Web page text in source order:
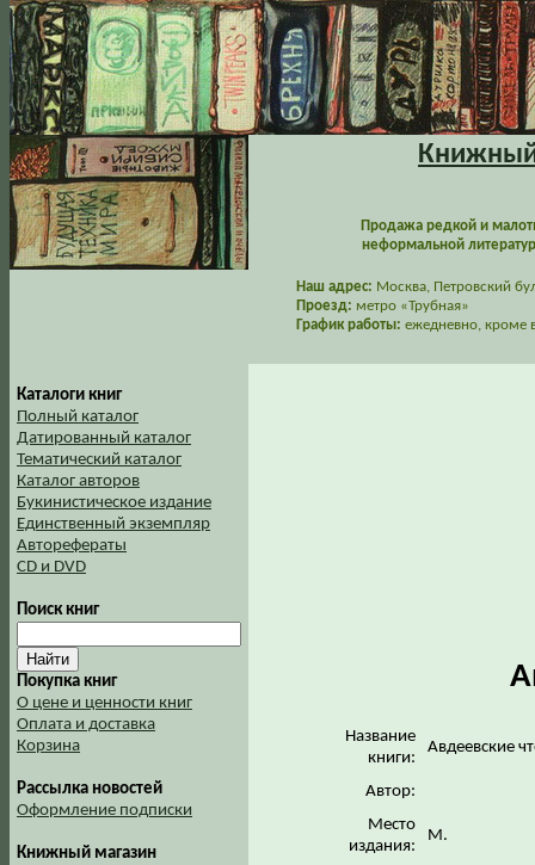
Книжный
Продажа редкой и
неформальной
Наш адрес: Москва, Петровский
Проезд: метро «Трубная»
График работы: ежедневно, кроме
Каталоги книг
Полный каталог
Датированный каталог
Тематический каталог
Каталог авторов
Букинистическое издание
Единственный экземпляр
Авторефераты
CD и DVD
Поиск книг
Покупка книг
О цене и ценности книг
Оплата и доставка
Корзина
Рассылка новостей
Оформление подписки
Книжный магазин
Название
книги:
Авдеевские
Автор:
Место
издания:
М.